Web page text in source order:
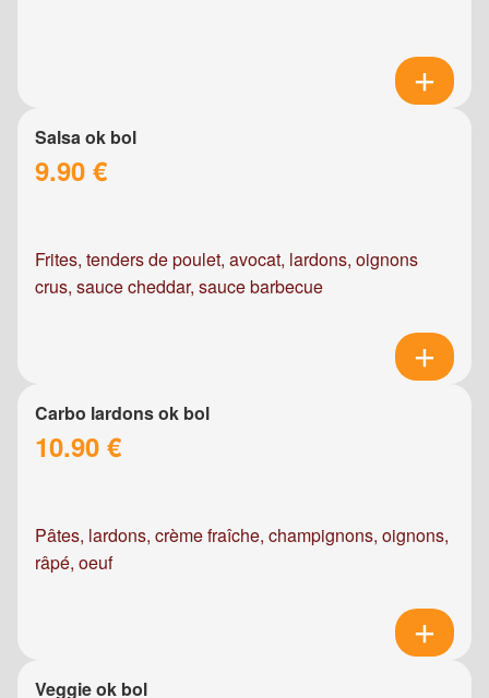
Salsa ok bol
9.90 €
Frites, tenders de poulet, avocat, lardons, oignons
crus, sauce cheddar, sauce barbecue
Carbo lardons ok bol
10.90 €
Pâtes, lardons, crème fraîche, champignons, oignons,
râpé, oeuf
Veggie ok bol